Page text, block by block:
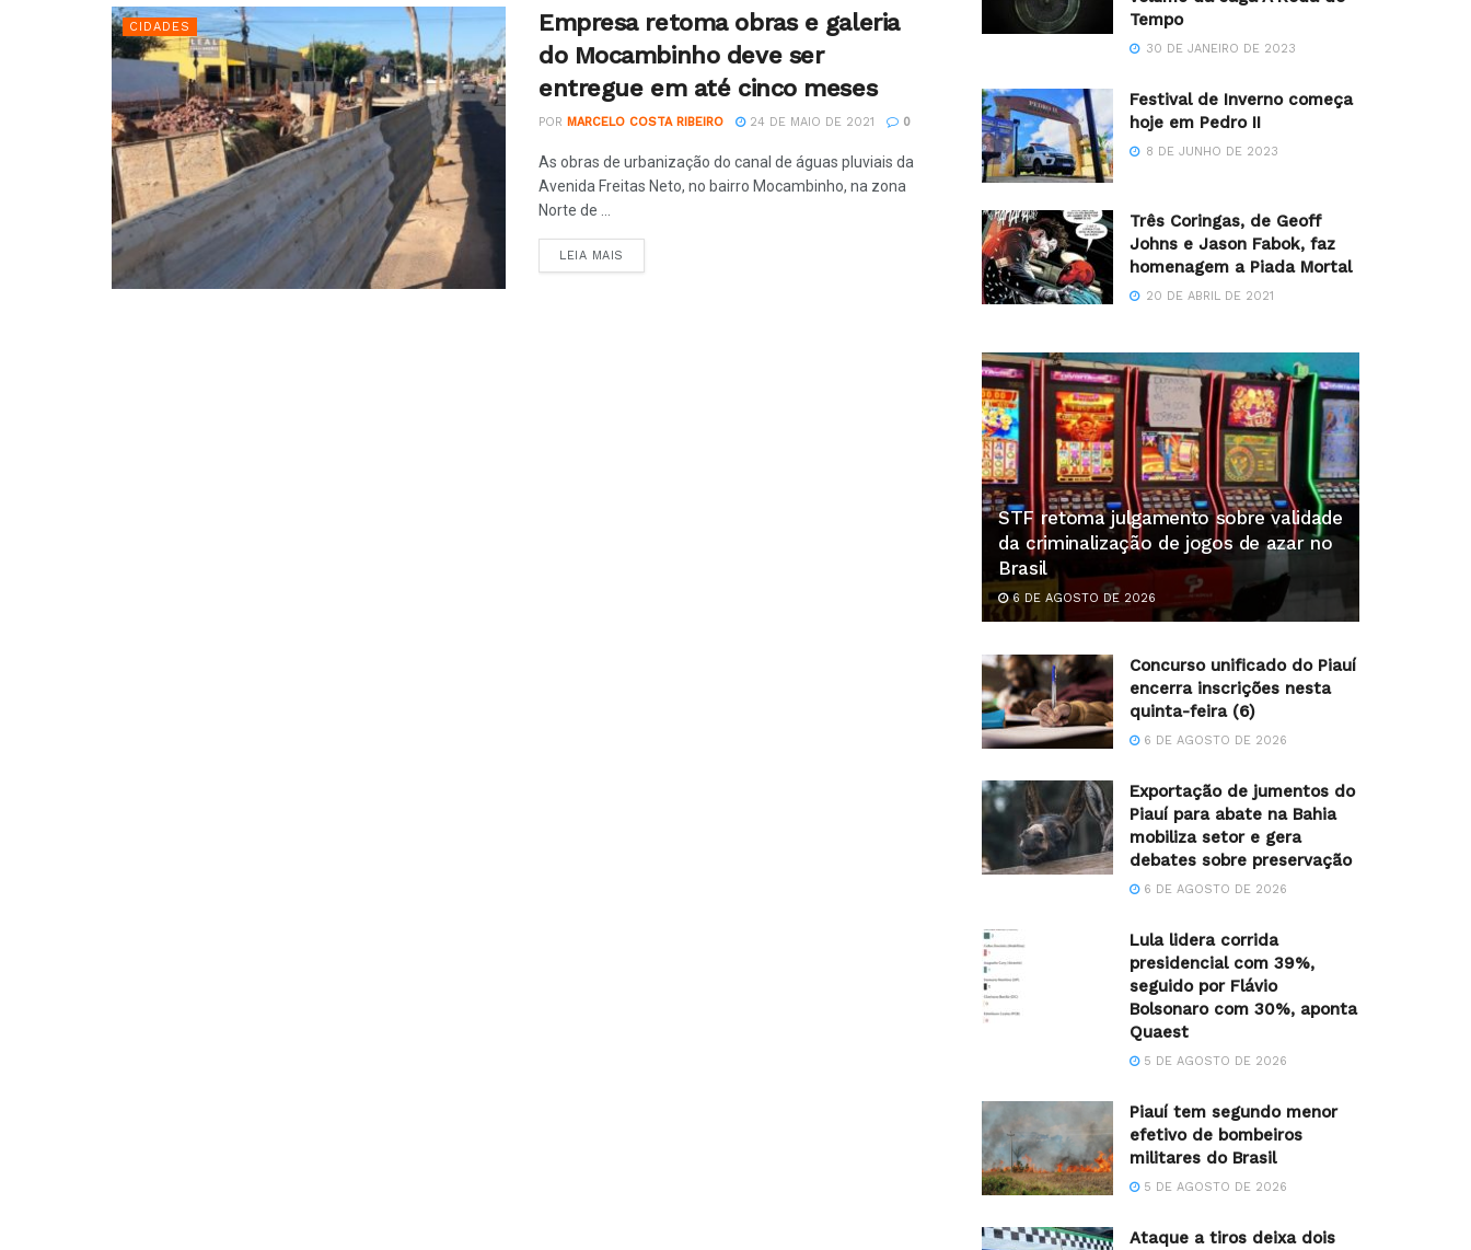
CIDADES
Empresa retoma obras e galeria
do Mocambinho deve ser
entregue em até cinco meses
POR MARCELO COSTA RIBEIRO 24 DE MAIO DE 2021 0
As obras de urbanização do canal de águas pluviais da
Avenida Freitas Neto, no bairro Mocambinho, na zona
Norte de ...
LEIA MAIS
Tempo
30 DE JANEIRO DE 2023
Festival de Inverno começa
hoje em Pedro II
8 DE JUNHO DE 2023
Três Coringas, de Geoff
Johns e Jason Fabok, faz
homenagem a Piada Mortal
20 DE ABRIL DE 2021
STF retoma julgamento sobre validade
da criminalização de jogos de azar no
Brasil
6 DE AGOSTO DE 2026
Concurso unificado do Piauí
encerra inscrições nesta
quinta-feira (6)
6 DE AGOSTO DE 2026
Exportação de jumentos do
Piauí para abate na Bahia
mobiliza setor e gera
debates sobre preservação
6 DE AGOSTO DE 2026
Lula lidera corrida
presidencial com 39%,
seguido por Flávio
Bolsonaro com 30%, aponta
Quaest
5 DE AGOSTO DE 2026
Piauí tem segundo menor
efetivo de bombeiros
militares do Brasil
5 DE AGOSTO DE 2026
Ataque a tiros deixa dois